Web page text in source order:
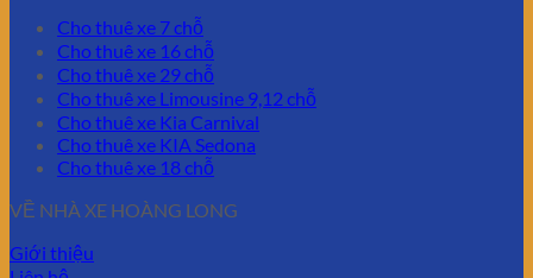
Cho thuê xe 7 chỗ
Cho thuê xe 16 chỗ
Cho thuê xe 29 chỗ
Cho thuê xe Limousine 9,12 chỗ
Cho thuê xe Kia Carnival
Cho thuê xe KIA Sedona
Cho thuê xe 18 chỗ
VỀ NHÀ XE HOÀNG LONG
Giới thiệu